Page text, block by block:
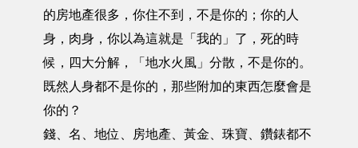
的房地產很多，你住不到，不是你的；你的人
身，肉身，你以為這就是「我的」了，死的時
候，四大分解，「地水火風」分散，不是你的。
既然人身都不是你的，那些附加的東西怎麼會是
你的？
錢、名、地位、房地產、黃金、珠寶、鑽錶都不